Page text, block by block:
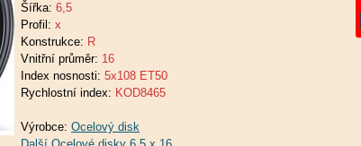
Šířka: 6,5
Profil: x
Konstrukce: R
Vnitřní průměr: 16
Index nosnosti: 5x108 ET50
Rychlostní index: KOD8465
Výrobce: Ocelový disk